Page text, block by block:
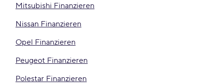
Mitsubishi Finanzieren
Nissan Finanzieren
Opel Finanzieren
Peugeot Finanzieren
Polestar Finanzieren